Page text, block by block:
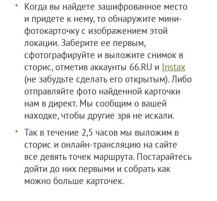
Когда вы найдете зашифрованное место
и придете к нему, то обнаружите мини-
фотокарточку с изображением этой
локации. Заберите ее первым,
сфотографируйте и выложите снимок в
сторис, отметив аккаунты 66.RU и Instax
(не забудьте сделать его открытым). Либо
отправляйте фото найденной карточки
нам в директ. Мы сообщим о вашей
находке, чтобы другие зря не искали.
Так в течение 2,5 часов мы выложим в
сторис и онлайн-трансляцию на сайте
все девять точек маршрута. Постарайтесь
дойти до них первыми и собрать как
можно больше карточек.